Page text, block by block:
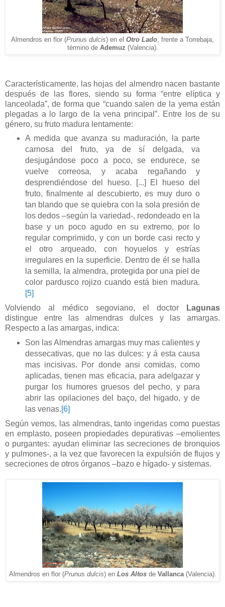
Almendros en flor (Prunus dulcis) en el Otro Lado , frente a Torrebaja,
término de Ademuz (Valencia).
Característicamente, las hojas del almendro nacen bastante
después de las flores, siendo su forma “entre elíptica y
lanceolada”, de forma que “cuando salen de la yema están
plegadas a lo largo de la vena principal”. Entre los de su
género, su fruto madura lentamente:
A medida que avanza su maduración, la parte
carnosa del fruto, ya de sí delgada, va
desjugándose poco a poco, se endurece, se
vuelve correosa, y acaba regañando y
desprendiéndose del hueso. [...] El hueso del
fruto, finalmente al descubierto, es muy duro o
tan blando que se quiebra con la sola presión de
los dedos –según la variedad-, redondeado en la
base y un poco agudo en su extremo, por lo
regular comprimido, y con un borde casi recto y
el otro arqueado, con hoyuelos y estrías
irregulares en la superficie. Dentro de él se halla
la semilla, la almendra, protegida por una piel de
color pardusco rojizo cuando está bien madura.
[5]
Volviendo al médico segoviano, el doctor
Lagunas
distingue entre las almendras dulces y las amargas.
Respecto a las amargas, indica:
Son las Almendras amargas muy mas calientes y
dessecativas, que no las dulces: y á esta causa
mas incisivas. Por donde ansi comidas, como
aplicadas, tienen mas eficacia, para adelgazar y
purgar los humores gruesos del pecho, y para
abrir las opilaciones del baço, del higado, y de
las venas.[6]
Según vemos, las almendras, tanto ingeridas como puestas
en emplasto, poseen propiedades depurativas –emolientes
o purgantes: ayudan eliminar las secreciones de bronquios
y pulmones-, a la vez que favorecen la expulsión de flujos y
secreciones de otros órganos –bazo e hígado- y sistemas.
Almendros en flor (Prunus dulcis) en Los Altosde Vallanca (Valencia).